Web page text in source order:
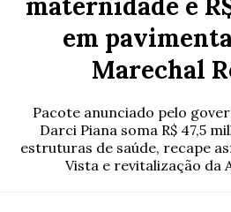
em
Marechal
Pacote anunciado pelo
Darci Piana soma R$ 47,5
estruturas de saúde, recape
Vista e revitalização da